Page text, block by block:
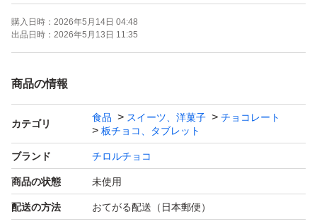
暖かくなってきましたので、輸送時に
チョコレートが溶けたり、
また振動により更に割れたりする可能性も
ご了承頂ける方のご購入をお願いいたします。
お値引き交渉はご遠慮ください(＞人＜;)
購入日時： 2026年5月14日 04:48
出品日時： 2026年5月13日 11:35
商品の情報
カテゴリ
食品 スイーツ、洋菓子
チョコレート
板チョコ、タブレット
ブランド チロルチョコ
商品の状態 未使用
配送の方法 おてがる配送（日本郵便）